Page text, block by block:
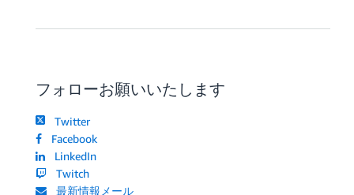
フォローお願いいたします
Twitter
Facebook
LinkedIn
Twitch
最新情報メール